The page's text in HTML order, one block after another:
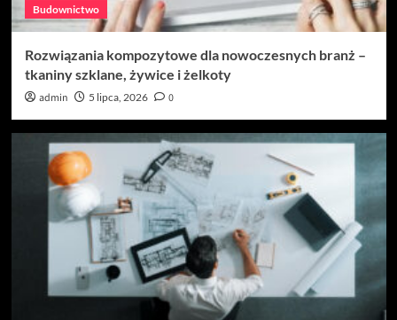
Budownictwo
Rozwiązania kompozytowe dla nowoczesnych branż –
tkaniny szklane, żywice i żelkoty
admin 5 lipca, 2026 0